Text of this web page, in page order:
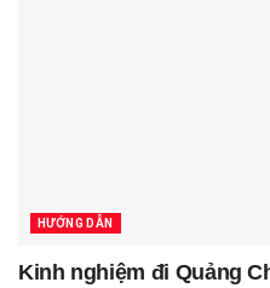
HƯỚNG DẪN
Kinh nghiệm đi Quảng